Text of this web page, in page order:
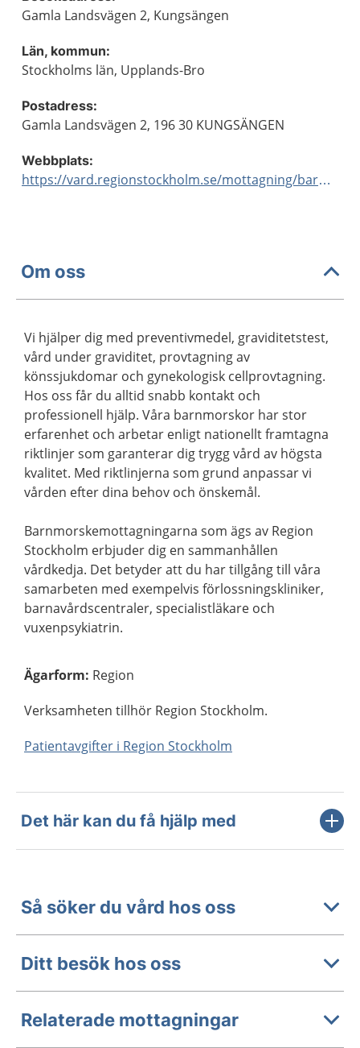
Gamla Landsvägen 2, Kungsängen
Län, kommun:
Stockholms län, Upplands-Bro
Postadress:
Gamla Landsvägen 2, 196 30 KUNGSÄNGEN
Webbplats:
https://vard.regionstockholm.se/mottagning/barnmorskemottagningar/
Om oss
Vi hjälper dig med preventivmedel, graviditetstest,
vård under graviditet, provtagning av
könssjukdomar och gynekologisk cellprovtagning.
Hos oss får du alltid snabb kontakt och
professionell hjälp. Våra barnmorskor har stor
erfarenhet och arbetar enligt nationellt framtagna
riktlinjer som garanterar dig trygg vård av högsta
kvalitet. Med riktlinjerna som grund anpassar vi
vården efter dina behov och önskemål.
Barnmorskemottagningarna som ägs av Region
Stockholm erbjuder dig en sammanhållen
vårdkedja. Det betyder att du har tillgång till våra
samarbeten med exempelvis förlossningskliniker,
barnavårdscentraler, specialistläkare och
vuxenpsykiatrin.
Ägarform: Region
Verksamheten tillhör Region Stockholm.
Patientavgifter i Region Stockholm
Det här kan du få hjälp med
Så söker du vård hos oss
Ditt besök hos oss
Relaterade mottagningar